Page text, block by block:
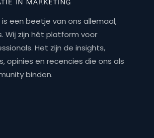
een beetje van ons allemaal,
Wij zijn hét platform voor
Het zijn de insights,
opinies en recencies die ons als
binden.